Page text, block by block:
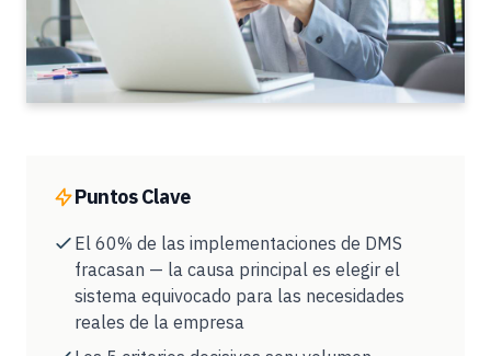
Puntos Clave
El 60% de las implementaciones de DMS
fracasan — la causa principal es elegir el
sistema equivocado para las necesidades
reales de la empresa